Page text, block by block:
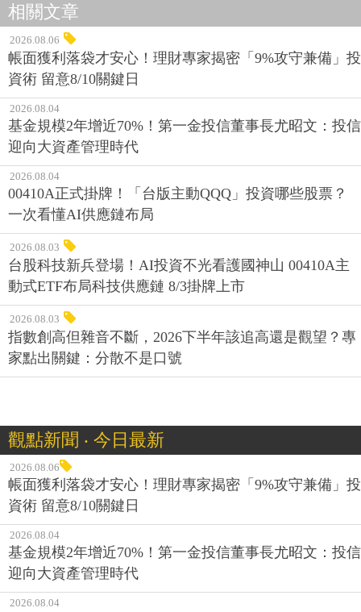
相關文章
2026.08.06
帳面獲利落袋才安心！理財專家揭密「9%攻守兼備」投
資術 留意8/10關鍵日
2026.08.04
基金規模2年增近70%！第一金投信董事長尤昭文：投信
迎向大資產管理時代
2026.08.04
00410A正式掛牌！「台版主動QQQ」投資哪些股票？
一次看懂AI供應鏈布局
2026.08.03
台股科技新兵登場！AI投資不光看護國神山 00410A主
動式ETF布局科技供應鏈 8/3掛牌上市
2026.08.03
指數創高但雜音不斷，2026下半年該追高還是觀望？專
家點出關鍵：分散不是口號
觀點新聞 ‧ 今日最新
2026.08.06
帳面獲利落袋才安心！理財專家揭密「9%攻守兼備」投
資術 留意8/10關鍵日
2026.08.04
基金規模2年增近70%！第一金投信董事長尤昭文：投信
迎向大資產管理時代
2026.08.04